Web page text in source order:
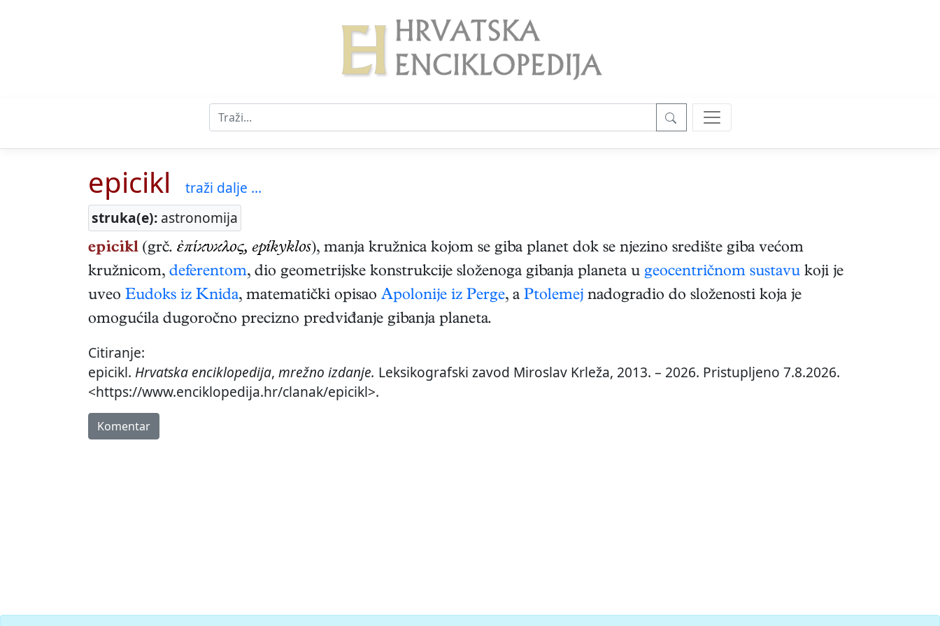
epicikl
traži dalje ...
struka(e): astronomija
epicikl (grč. ἐπίϰυϰλος, epíkyklos), manja kružnica kojom se giba planet dok se njezino središte giba većom
kružnicom, deferentom, dio geometrijske konstrukcije složenoga gibanja planeta u geocentričnom sustavu koji je
uveo Eudoks iz Knida, matematički opisao Apolonije iz Perge, a Ptolemej nadogradio do složenosti koja je
omogućila dugoročno precizno predviđanje gibanja planeta.
Citiranje:
epicikl. Hrvatska enciklopedija, mrežno izdanje. Leksikografski zavod Miroslav Krleža, 2013. – 2026. Pristupljeno 7.8.2026.
<https://www.enciklopedija.hr/clanak/epicikl>.
Komentar